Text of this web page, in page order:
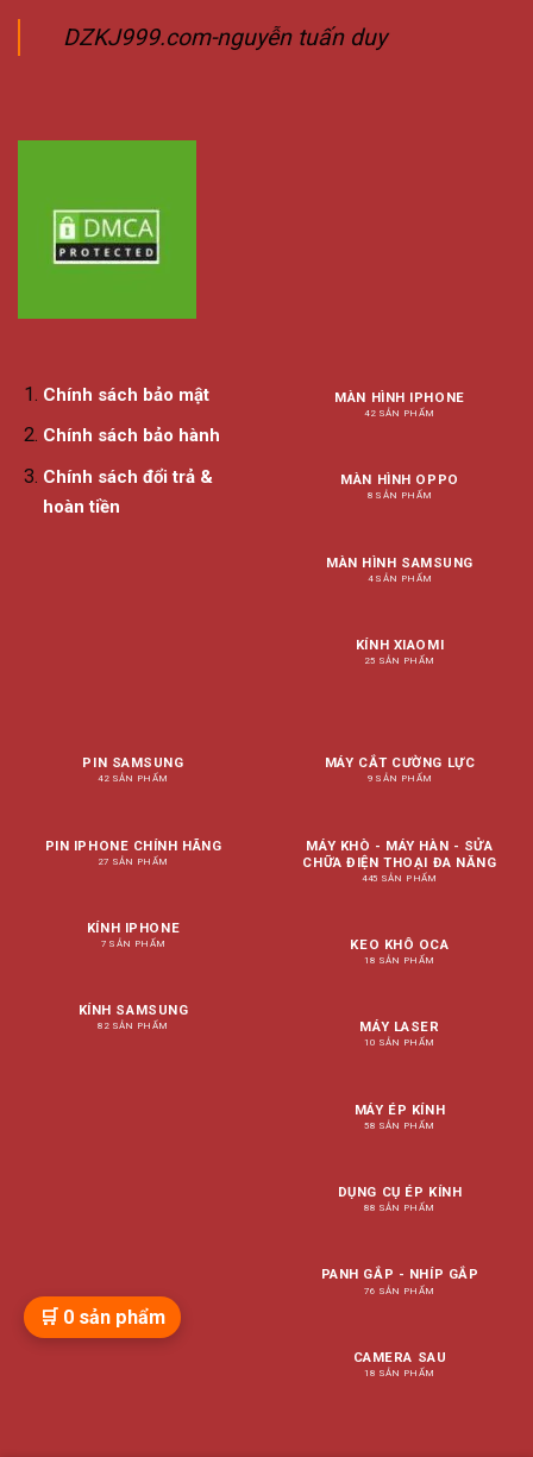
DZKJ999.com-nguyễn tuấn duy
Chính sách bảo mật
Chính sách bảo hành
Chính sách đổi trả &
hoàn tiền
MÀN HÌNH IPHONE
42 SẢN PHẨM
MÀN HÌNH OPPO
8 SẢN PHẨM
MÀN HÌNH SAMSUNG
4 SẢN PHẨM
KÍNH XIAOMI
25 SẢN PHẨM
PIN SAMSUNG
42 SẢN PHẨM
PIN IPHONE CHÍNH HÃNG
27 SẢN PHẨM
KÍNH IPHONE
7 SẢN PHẨM
KÍNH SAMSUNG
82 SẢN PHẨM
MÁY CẮT CƯỜNG LỰC
9 SẢN PHẨM
MÁY KHÒ - MÁY HÀN - SỬA
CHỮA ĐIỆN THOẠI ĐA NĂNG
445 SẢN PHẨM
KEO KHÔ OCA
18 SẢN PHẨM
MÁY LASER
10 SẢN PHẨM
MÁY ÉP KÍNH
58 SẢN PHẨM
DỤNG CỤ ÉP KÍNH
88 SẢN PHẨM
PANH GẮP - NHÍP GẮP
76 SẢN PHẨM
CAMERA SAU
18 SẢN PHẨM
🛒 0 sản phẩm